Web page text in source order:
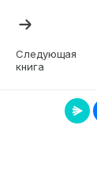
7
Следующая
книга